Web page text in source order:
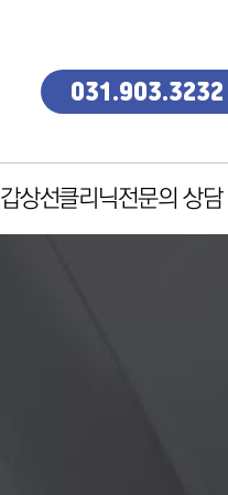
031.903.3232
갑상선클리닉전문의 상담